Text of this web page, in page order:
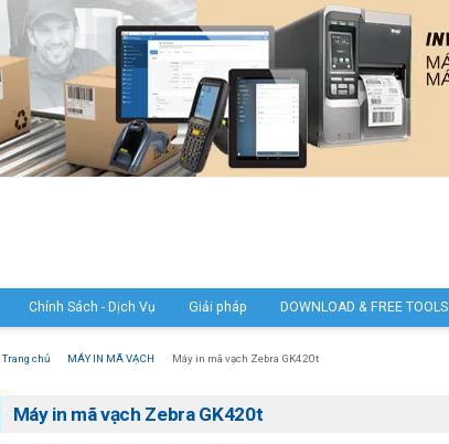
Chính Sách - Dịch Vụ Giải pháp DOWNLOAD & FREE TOOLS
Trang chủ MÁY IN MÃ VẠCH Máy in mã vạch Zebra GK420t
Máy in mã vạch Zebra GK420t